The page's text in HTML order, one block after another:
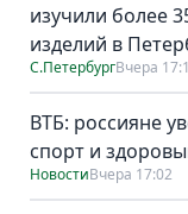
изучили более
изделий в
С.ПетербургВчера
ВТБ: россияне
спорт и
НовостиВчера 17:02